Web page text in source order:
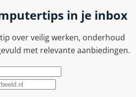
in je inbox
over veilig werken, onderhoud
met relevante aanbiedingen.